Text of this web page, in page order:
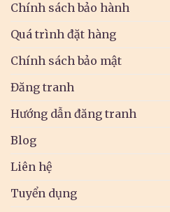
Chính sách bảo hành
Quá trình đặt hàng
Chính sách bảo mật
Đăng tranh
Hướng dẫn đăng tranh
Blog
Liên hệ
Tuyển dụng